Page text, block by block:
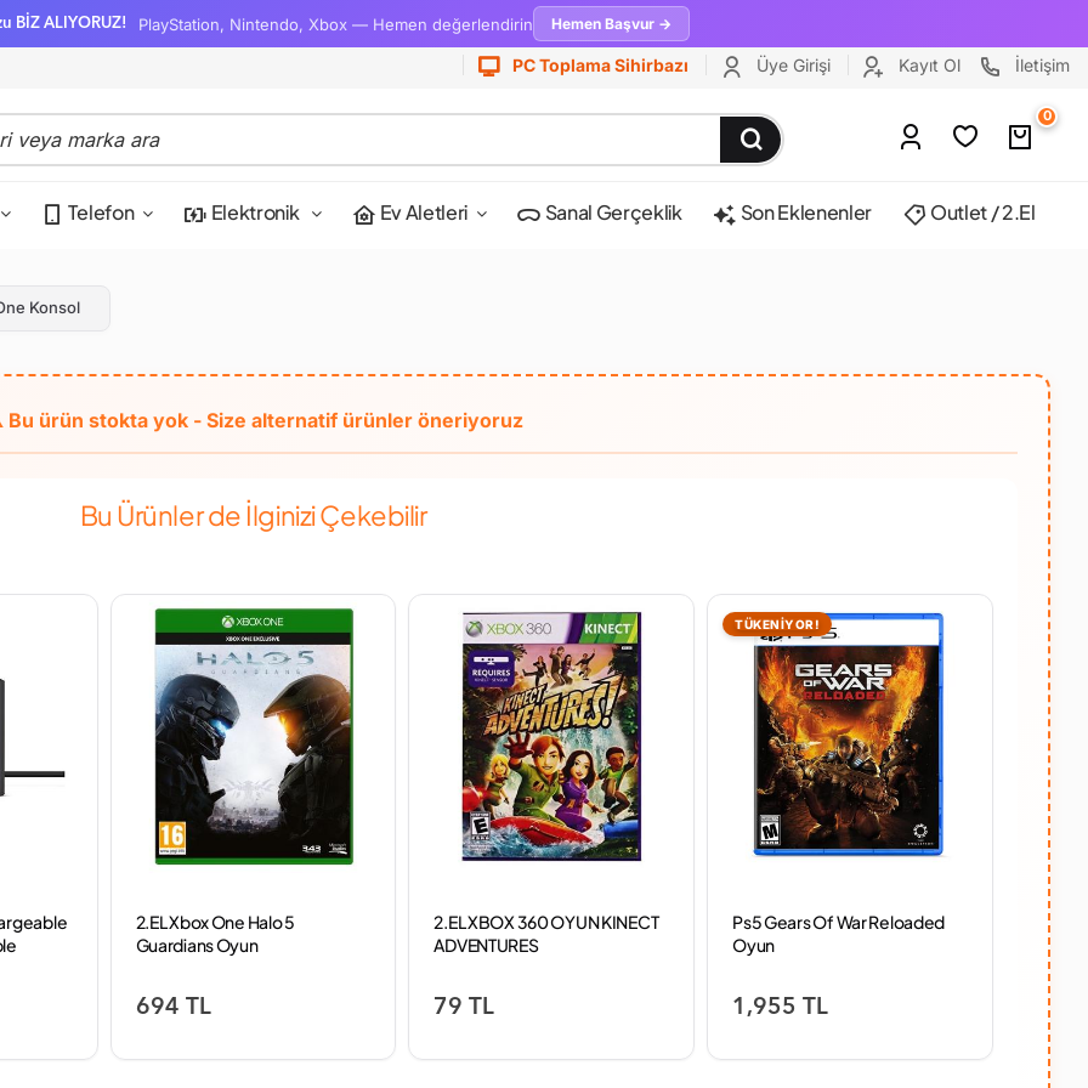
BİZ ALIYORUZ! PlayStation, Nintendo, Xbox — Hemen değerlendirin Hemen Başvur →
PC Toplama Sihirbazı Üye Girişi Kayıt Ol İletişim
0
Telefon Elektronik Ev Aletleri Sanal Gerçeklik Son Eklenenler Outlet / 2.El
Konsol
Bu Ürünler de İlginizi Çekebilir
2.EL Xbox One Halo 5
Guardians Oyun
694 TL
2.EL XBOX 360 OYUN KINECT
ADVENTURES
79 TL
TÜKENİYOR!
Ps5 Gears Of War Reloaded
Oyun
1,955 TL